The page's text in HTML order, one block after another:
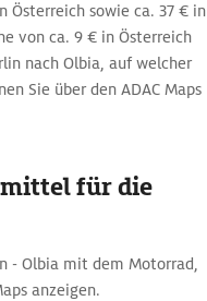
Österreich sowie ca. 37 € in
von ca. 9 € in Österreich
nach Olbia, auf welcher
Sie über den ADAC Maps
für die
- Olbia mit dem Motorrad,
anzeigen.